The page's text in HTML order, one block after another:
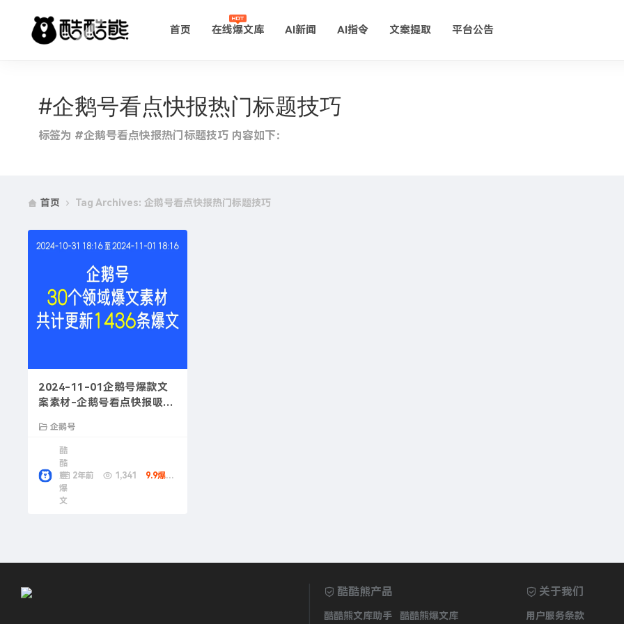
首页 在线爆文库 AI新闻 AI指令 文案提取 平台公告
#企鹅号看点快报热门标题技巧
标签为 #企鹅号看点快报热门标题技巧 内容如下：
首页 Tag Archives: 企鹅号看点快报热门标题技巧
2024-11-01企鹅号爆款文
案素材-企鹅号看点快报吸引
企鹅号
酷
酷
熊
爆
文
2年前 1,341 9.9爆款币
酷酷熊产品
酷酷熊文库助手 酷酷熊爆文库
关于我们
用户服务条款